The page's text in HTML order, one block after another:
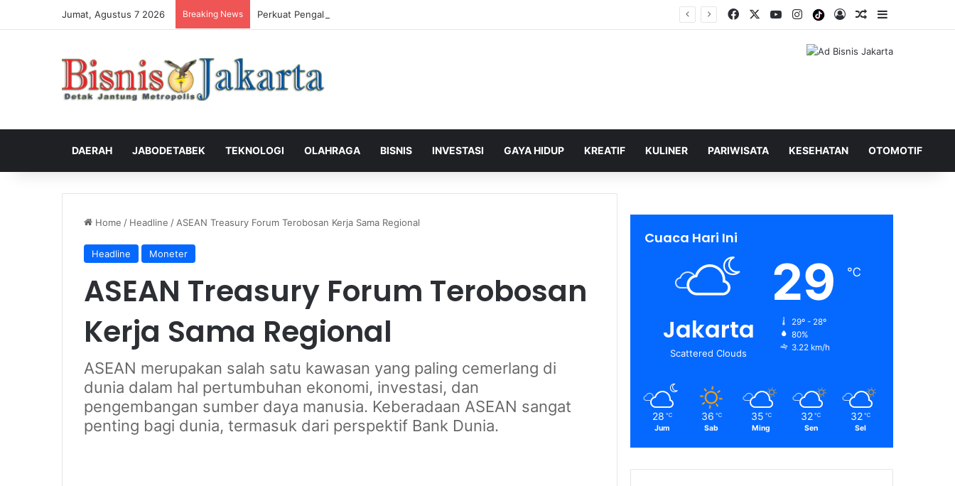
Jumat, Agustus 7 2026 Breaking News Perkuat Pengalaman Pelanggan, PLN Icon Plus Sabet Tiga Penghargaan CCW 2026 Facebook YouTubeInstagramTiktokLog InShuffle Berita
DAERAH JABODETABEK TEKNOLOGI OLAHRAGA BISNIS INVESTASI GAYA HIDUP KREATIF KULINER PARIWISATA KESEHATAN OTOMOTIF
Home / Headline / ASEAN Treasury Forum Terobosan Kerja Sama Regional
Headline Moneter
ASEAN Treasury Forum Terobosan
Kerja Sama Regional
ASEAN merupakan salah satu kawasan yang paling cemerlang di
dunia dalam hal pertumbuhan ekonomi, investasi, dan
pengembangan sumber daya manusia. Keberadaan ASEAN sangat
penting bagi dunia, termasuk dari perspektif Bank Dunia.
Cuaca Hari Ini
Jakarta
Scattered Clouds
29 ℃
29º - 28º
80%
3.22 km/h
28 ℃
Jum
36 ℃
Sab
35 ℃
Ming
32 ℃
Sen
32 ℃
Sel